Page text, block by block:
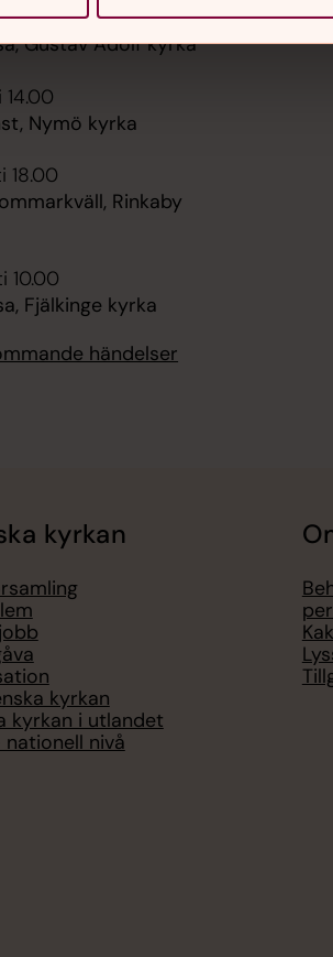
Gustav Adolf kyrka
Nymö kyrka
18.00
Rinkaby
10.00
Fjälkinge kyrka
händelser
kyrkan
kyrkan
kyrkan i utlandet
nationell nivå